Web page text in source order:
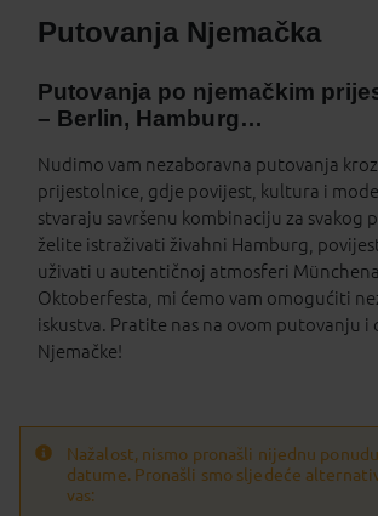
Putovanja Njemačka
Putovanja po njemačkim
– Berlin, Hamburg…
Nudimo vam nezaboravna putovanja
prijestolnice, gdje povijest, kultura i
stvaraju savršenu kombinaciju za svakog
želite istraživati živahni Hamburg,
uživati u autentičnoj atmosferi
Oktoberfesta, mi ćemo vam omogućiti
iskustva. Pratite nas na ovom putovanju i
Njemačke!
Nažalost, nismo pronašli nijednu
datume. Pronašli smo sljedeće
vas: